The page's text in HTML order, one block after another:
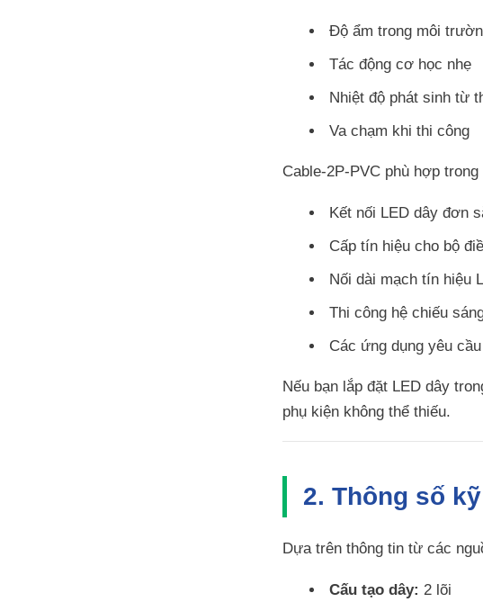
Độ ẩm trong môi
Tác động cơ học nhẹ
Nhiệt độ phát sinh từ
Va chạm khi thi công
Cable-2P-PVC phù hợp
Kết nối LED dây đơn
Cấp tín hiệu cho bộ
Nối dài mạch tín hiệu
Thi công hệ chiếu
Các ứng dụng yêu
Nếu bạn lắp đặt LED dây
phụ kiện không thể thiếu.
2. Thông số
Dựa trên thông tin từ các
Cấu tạo dây: 2 lõi